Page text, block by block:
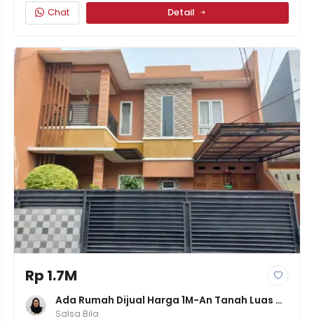
Chat Detail
Rp 1.7M
Ada Rumah Dijual Harga 1M-An Tanah Luas
SHM Di Bintara Kota Bekasi
Salsa Bila